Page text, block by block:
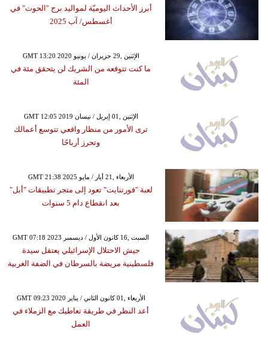
أبرز الأحداث اليوميّة لمواليد برج "الحوت" في
أغسطس/ آب 2025
GMT 13:20 2020 الإثنين ,29 حزيران / يونيو
ما كنت تتوقعه من الشريك لن يتحقق مئة في
المئة
GMT 12:05 2019 الإثنين ,01 إبريل / نيسان
ترى الأمور من منظار واقعي تتوسع أعمالك
وتحرز أرباحًا
GMT 21:38 2025 الأربعاء ,21 أيار / مايو
لعبة "فورتنايت" تعود إلى متجر تطبيقات "أبل"
بعد انقطاع دام 5 سنوات
GMT 07:18 2023 السبت ,16 كانون الأول / ديسمبر
جيش الاحتلال الإسرائيلي يعتقل سيدة
فلسطينية مريضة بالسرطان في الضفة الغربية
GMT 09:23 2020 الأربعاء ,01 كانون الثاني / يناير
أعد النظر في طريقة تعاطيك مع الزملاء في
العمل